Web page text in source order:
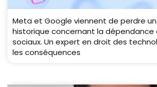
Meta et Google viennent de perdre
historique concernant la dépendance
sociaux. Un expert en droit des
les conséquences